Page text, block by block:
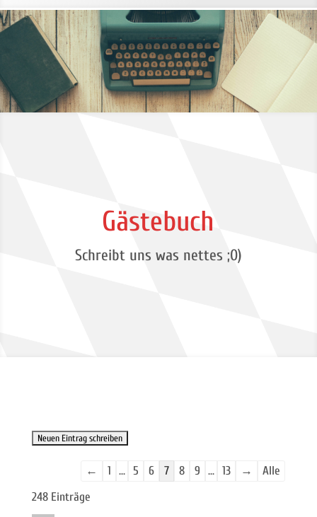
Gästebuch
Schreibt uns was nettes ;0)
Navigation
← 1 ... 5 6 7 8 9 ... 13 →
Alle
248 Einträge